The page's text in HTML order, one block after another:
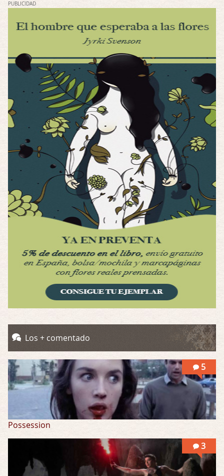
Por: FrancHis
Posesión Infernal: En Llamas
Por: FrancHis
Yo justo fui a verla ayer al cine y la ver …
Por encima de tu cadáver
Por: Luar
Interesante cuando avanza, le falta algo d …
Por encima de tu cadáver
Possession
Por: Luar
Se llama la posesión en castellano, está …
Por: Mariano
Una película normalita, nada del otro mun …
Obsession
Possession
Por: Mountain
Llevo toda una vida para verla y nunca lo …
PUBLICIDAD
Los + comentado
5
Possession
3